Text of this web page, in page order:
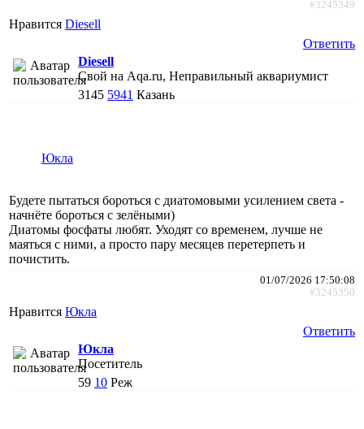
#3245349
Нравится Diesell
Ответить
Diesell
Свой на Aqa.ru, Неправильный аквариумист
3145 5941 Казань
Юкла
Будете пытаться бороться с диатомовыми усилением света -
начнёте бороться с зелёными)
Диатомы фосфаты любят. Уходят со временем, лучше не
маяться с ними, а просто пару месяцев перетерпеть и
почистить.
01/07/2026 17:50:08
#3245350
Нравится Юкла
Ответить
Юкла
Посетитель
59 10 Реж